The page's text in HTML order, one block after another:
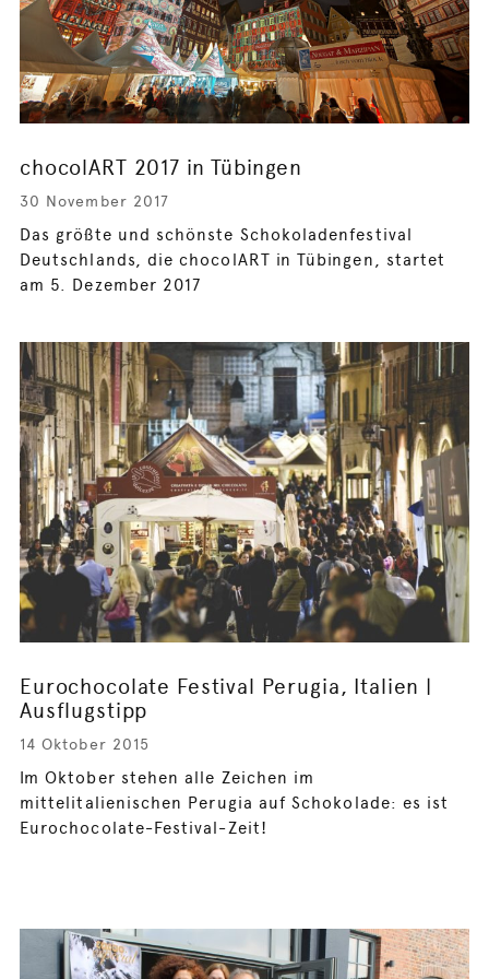
chocolART 2017 in Tübingen
30 November 2017
Das größte und schönste Schokoladenfestival
Deutschlands, die chocolART in Tübingen, startet
am 5. Dezember 2017
Eurochocolate Festival Perugia, Italien |
Ausflugstipp
14 Oktober 2015
Im Oktober stehen alle Zeichen im
mittelitalienischen Perugia auf Schokolade: es ist
Eurochocolate-Festival-Zeit!